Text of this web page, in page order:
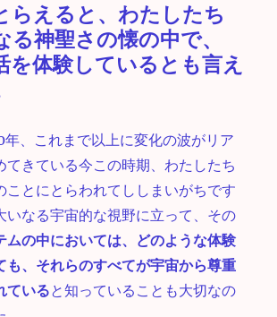
らえると、わたしたち
る神聖さの懐の中で、
を体験しているとも言え
、これまで以上に変化の波がリア
てきている今この時期、わたしたち
ことにとらわれてししまいがちです
いなる宇宙的な視野に立って、その
ムの中においては、どのような体験
も、それらのすべてが宇宙から尊重
ていると知っていることも大切なの